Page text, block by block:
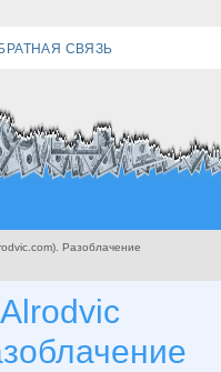
СВЯЗЬ
Разоблачение